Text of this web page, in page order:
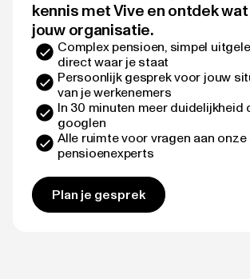
kennis met Vive en ontdek
jouw organisatie.
Complex pensioen, simpel
direct waar je staat
Persoonlijk gesprek voor jouw
van je werkenemers
In 30 minuten meer duidelijkheid
googlen
Alle ruimte voor vragen aan onze
pensioenexperts
Plan je gesprek